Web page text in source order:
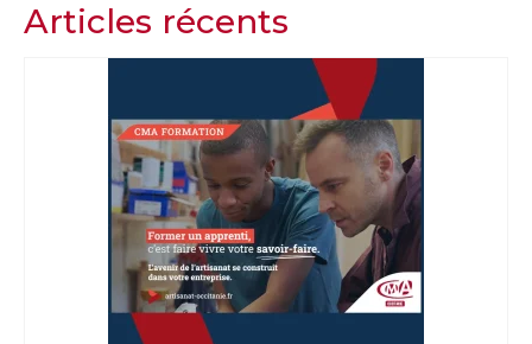
Articles récents